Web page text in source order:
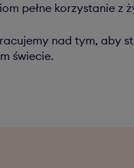
pełne korzystanie z
nad tym, aby
świecie.